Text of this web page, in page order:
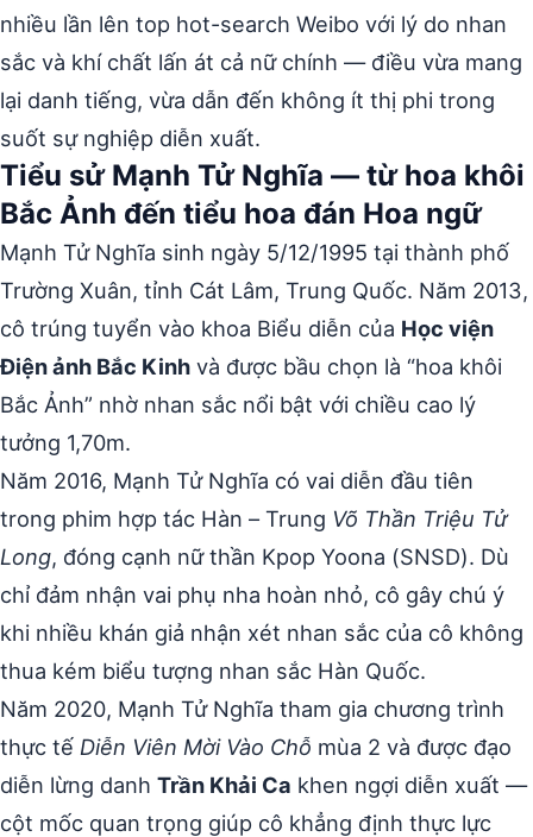
nhiều lần lên top hot-search Weibo với lý do nhan
sắc và khí chất lấn át cả nữ chính — điều vừa mang
lại danh tiếng, vừa dẫn đến không ít thị phi trong
suốt sự nghiệp diễn xuất.
Tiểu sử Mạnh Tử Nghĩa — từ hoa khôi
Bắc Ảnh đến tiểu hoa đán Hoa ngữ
Mạnh Tử Nghĩa sinh ngày 5/12/1995 tại thành phố
Trường Xuân, tỉnh Cát Lâm, Trung Quốc. Năm 2013,
cô trúng tuyển vào khoa Biểu diễn của Học viện
Điện ảnh Bắc Kinh và được bầu chọn là “hoa khôi
Bắc Ảnh” nhờ nhan sắc nổi bật với chiều cao lý
tưởng 1,70m.
Năm 2016, Mạnh Tử Nghĩa có vai diễn đầu tiên
trong phim hợp tác Hàn – Trung Võ Thần Triệu Tử
Long, đóng cạnh nữ thần Kpop Yoona (SNSD). Dù
chỉ đảm nhận vai phụ nha hoàn nhỏ, cô gây chú ý
khi nhiều khán giả nhận xét nhan sắc của cô không
thua kém biểu tượng nhan sắc Hàn Quốc.
Năm 2020, Mạnh Tử Nghĩa tham gia chương trình
thực tế Diễn Viên Mời Vào Chỗ mùa 2 và được đạo
diễn lừng danh Trần Khải Ca khen ngợi diễn xuất —
cột mốc quan trọng giúp cô khẳng định thực lực